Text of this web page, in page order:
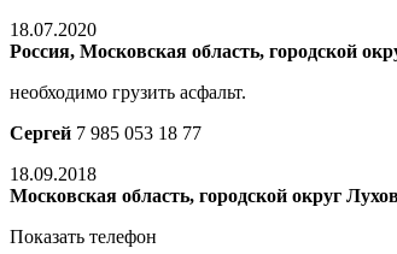
18.07.2020
Россия, Московская область, городской
необходимо грузить асфальт.
Сергей 7 985 053 18 77
18.09.2018
Московская область, городской округ
Показать телефон